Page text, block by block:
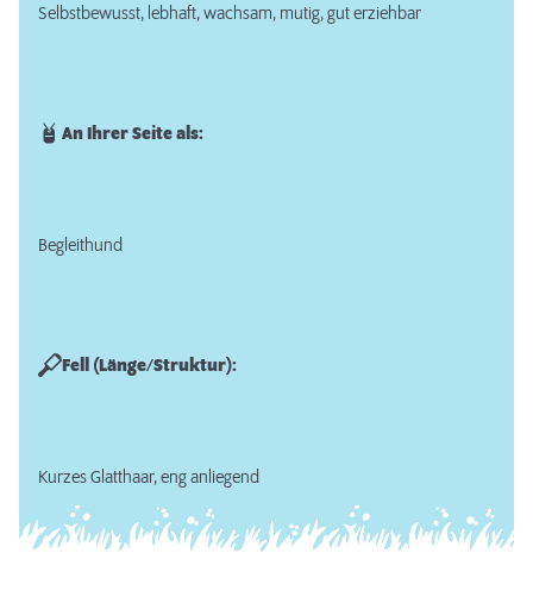
Selbstbewusst, lebhaft, wachsam, mutig, gut erziehbar
An Ihrer Seite als:
Begleithund
Fell (Länge/Struktur):
Kurzes Glatthaar, eng anliegend